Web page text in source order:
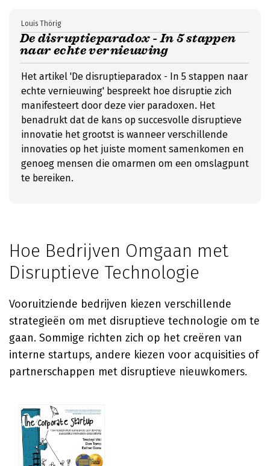
De disruptieparadox - In 5 stappen
naar echte vernieuwing
Louis Thörig
Het artikel 'De disruptieparadox - In 5 stappen naar
echte vernieuwing' bespreekt hoe disruptie zich
manifesteert door deze vier paradoxen. Het
benadrukt dat de kans op succesvolle disruptieve
innovatie het grootst is wanneer verschillende
innovaties op het juiste moment samenkomen en
genoeg mensen die omarmen om een omslagpunt
te bereiken.
Hoe Bedrijven Omgaan met
Disruptieve Technologie
Vooruitziende bedrijven kiezen verschillende
strategieën om met disruptieve technologie om te
gaan. Sommige richten zich op het creëren van
interne startups, andere kiezen voor acquisities of
partnerschappen met disruptieve nieuwkomers.